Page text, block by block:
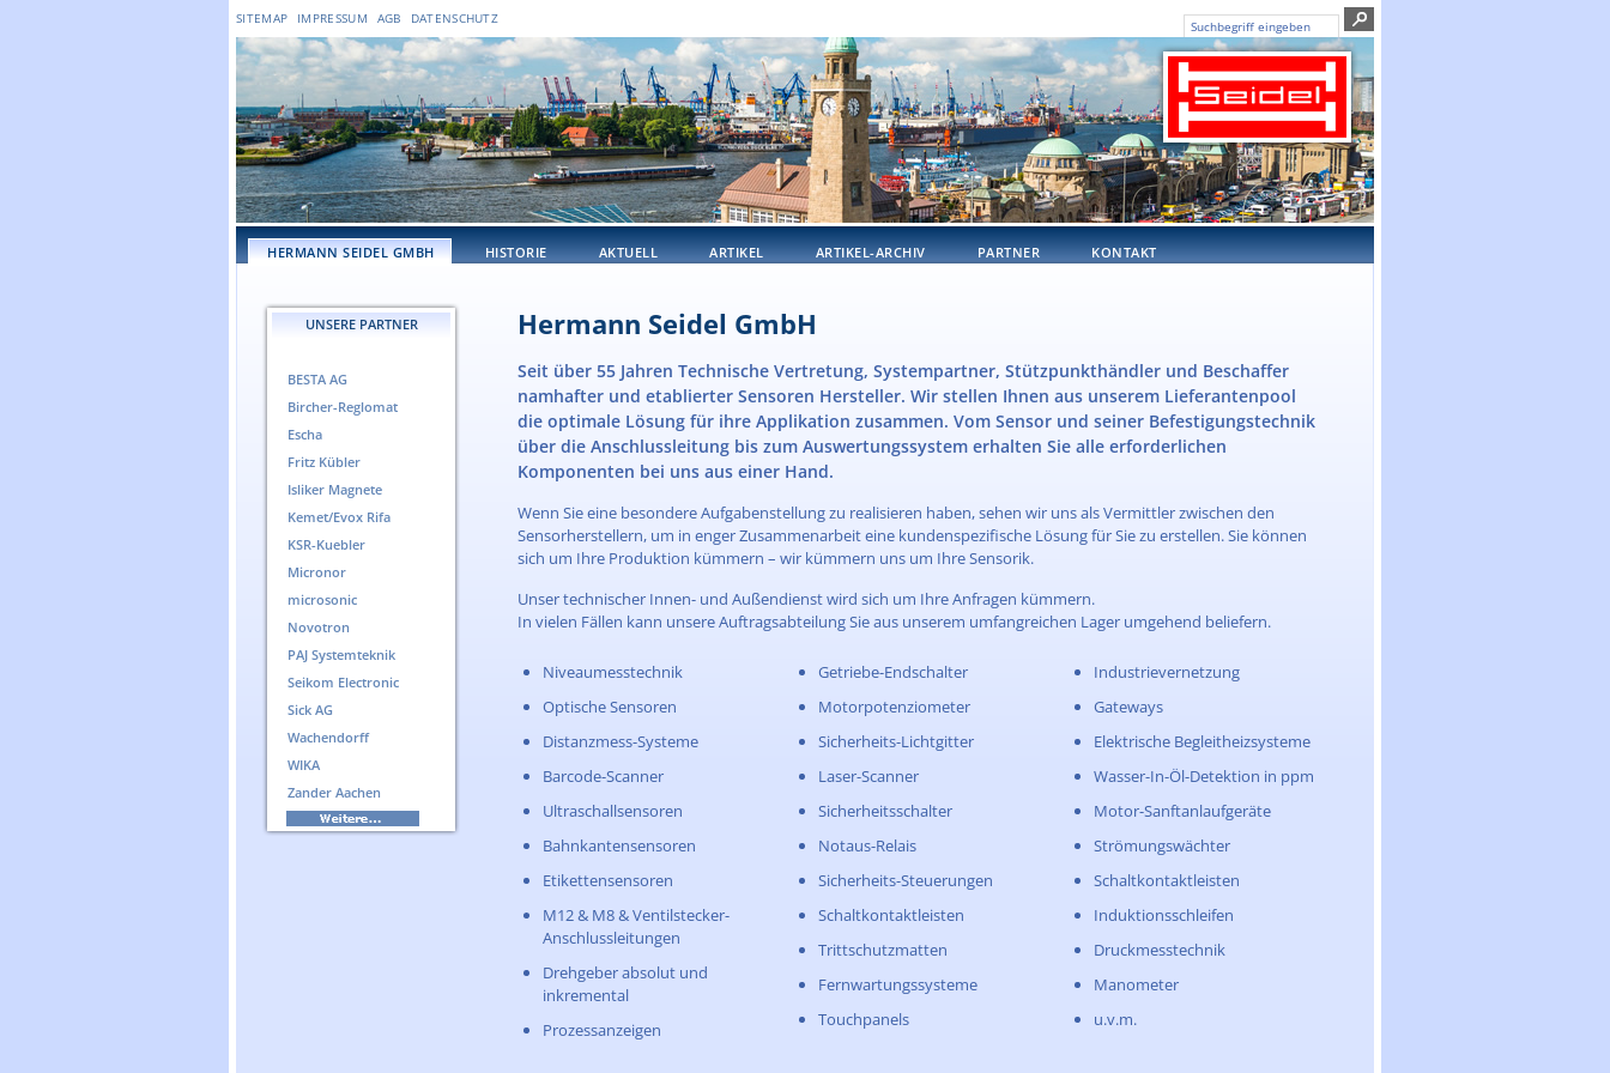
SITEMAP IMPRESSUM AGB DATENSCHUTZ
HERMANN SEIDEL GMBH HISTORIE AKTUELL ARTIKEL ARTIKEL-ARCHIV PARTNER KONTAKT
Hermann Seidel GmbH
Seit über 55 Jahren Technische Vertretung, Systempartner, Stützpunkthändler und Beschaffer
namhafter und etablierter Sensoren Hersteller. Wir stellen Ihnen aus unserem Lieferantenpool
die optimale Lösung für ihre Applikation zusammen. Vom Sensor und seiner Befestigungstechnik
über die Anschlussleitung bis zum Auswertungssystem erhalten Sie alle erforderlichen
Komponenten bei uns aus einer Hand.
Wenn Sie eine besondere Aufgabenstellung zu realisieren haben, sehen wir uns als Vermittler zwischen den
Sensorherstellern, um in enger Zusammenarbeit eine kundenspezifische Lösung für Sie zu erstellen. Sie können
sich um Ihre Produktion kümmern – wir kümmern uns um Ihre Sensorik.
Unser technischer Innen- und Außendienst wird sich um Ihre Anfragen kümmern.
In vielen Fällen kann unsere Auftragsabteilung Sie aus unserem umfangreichen Lager umgehend beliefern.
Niveaumesstechnik
Optische Sensoren
Distanzmess-Systeme
Barcode-Scanner
Ultraschallsensoren
Bahnkantensensoren
Etikettensensoren
M12 & M8 & Ventilstecker-
Anschlussleitungen
Drehgeber absolut und
inkremental
Prozessanzeigen
Getriebe-Endschalter
Motorpotenziometer
Sicherheits-Lichtgitter
Laser-Scanner
Sicherheitsschalter
Notaus-Relais
Sicherheits-Steuerungen
Schaltkontaktleisten
Trittschutzmatten
Fernwartungssysteme
Touchpanels
Industrievernetzung
Gateways
Elektrische Begleitheizsysteme
Wasser-In-Öl-Detektion in ppm
Motor-Sanftanlaufgeräte
Strömungswächter
Schaltkontaktleisten
Induktionsschleifen
Druckmesstechnik
Manometer
u.v.m.
UNSERE PARTNER
BESTA AG
Bircher-Reglomat
Escha
Fritz Kübler
Isliker Magnete
Kemet/Evox Rifa
KSR-Kuebler
Micronor
microsonic
Novotron
PAJ Systemteknik
Seikom Electronic
Sick AG
Wachendorff
WIKA
Zander Aachen